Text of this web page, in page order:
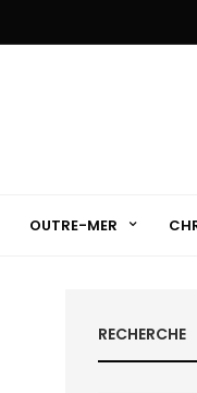
OUTRE-MER
RECHERCHE